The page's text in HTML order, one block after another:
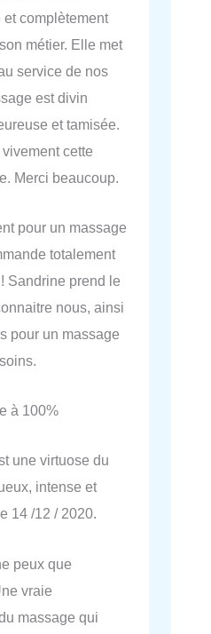
complètement
métier. Elle met
service de nos
est divin
et tamisée.
cette
Merci beaucoup.
pour un massage
totalement
Sandrine prend le
nous, ainsi
pour un massage
à 100%
une virtuose du
intense et
14 /12 / 2020.
peux que
vraie
massage qui